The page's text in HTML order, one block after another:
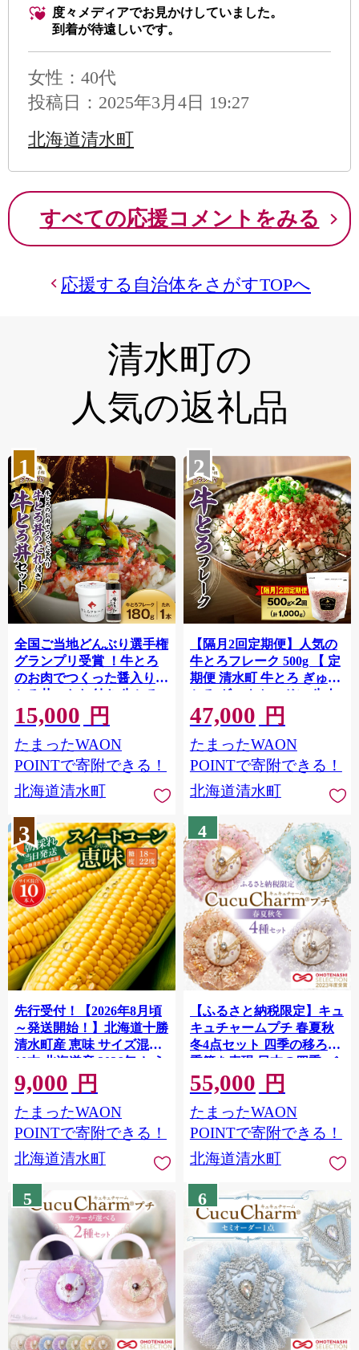
度々メディアでお見かけしていました。
到着が待遠しいです。
女性：40代
投稿日：2025年3月4日 19:27
北海道清水町
すべての応援コメントをみる
応援する自治体をさがすTOPへ
清水町の
人気の返礼品
1
全国ご当地どんぶり選手権
グランプリ受賞 ！牛とろ
のお肉でつくった醤入り牛
とろ丼のたれ付き 牛とろ
丼 9人前 セット 【清水町
牛とろ ぎゅうとろ ギュウ
トロドン 牛肉 醤牛 牛トロ
牛とろ 9食分 発酵 調味料
ク ふりかけ 牛とろフレー
町】
15,000 円
たまったWAON
POINTで寄附できる！
北海道清水町
2
【隔月2回定期便】人気の
牛とろフレーク 500g 【 定
期便 清水町 牛とろ ぎゅう
とろ ギュウトロドン 牛肉
牛トロ 牛とろ 牛とろフレ
ーク 25食分 かけるだけ ふ
りかけ 肉丼 牛肉 牛とろフ
レーク 牛肉 牛肉フレーク
飯のお供 北海道 清水町 】
47,000 円
たまったWAON
POINTで寄附できる！
北海道清水町
3
先行受付！【2026年8月頃
～発送開始！】北海道十勝
清水町産 恵味 サイズ混合
10本 北海道産 2026年 とう
もろこし とうきび 産直 産
地直送 清水町 北海道
9,000 円
たまったWAON
POINTで寄附できる！
北海道清水町
4
【ふるさと納税限定】キュ
キュチャームプチ 春夏秋
冬4点セット 四季の移ろい
季節を表現 日本の四季 バ
レエ衣装技術 ハンドメイ
ド バッグチャーム 彩り
_S047-0004
55,000 円
たまったWAON
POINTで寄附できる！
北海道清水町
5 6